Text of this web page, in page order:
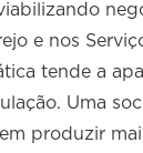
e nos
tende a
Uma
produzir